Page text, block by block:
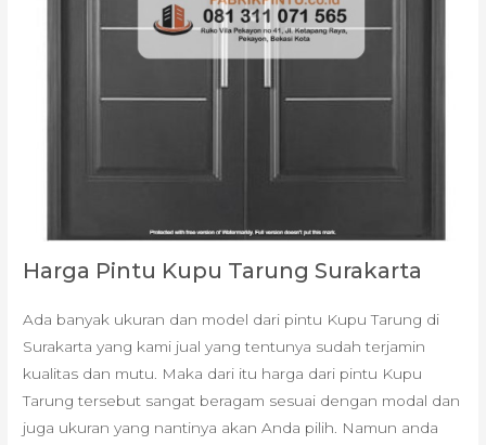
Harga Pintu Kupu Tarung Surakarta
Ada banyak ukuran dan model dari pintu Kupu Tarung di
Surakarta yang kami jual yang tentunya sudah terjamin
kualitas dan mutu. Maka dari itu harga dari pintu Kupu
Tarung tersebut sangat beragam sesuai dengan modal dan
juga ukuran yang nantinya akan Anda pilih. Namun anda